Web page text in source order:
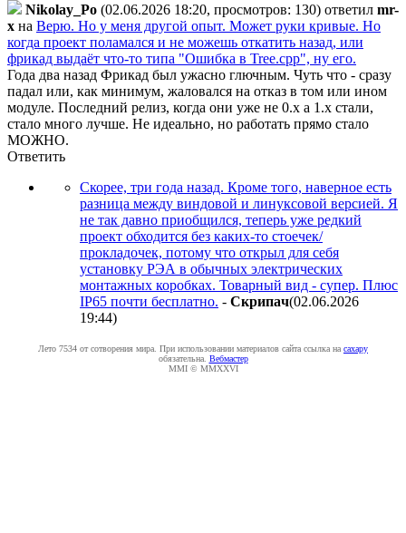
Nikolay_Po (02.06.2026 18:20, просмотров: 130) ответил mr-
x на Верю. Но у меня другой опыт. Может руки кривые. Но
когда проект поламался и не можешь откатить назад, или
фрикад выдаёт что-то типа "Ошибка в Tree.cpp", ну его.
Года два назад Фрикад был ужасно глючным. Чуть что - сразу
падал или, как минимум, жаловался на отказ в том или ином
модуле. Последний релиз, когда они уже не 0.х а 1.х стали,
стало много лучше. Не идеально, но работать прямо стало
МОЖНО.
Ответить
Скорее, три года назад. Кроме того, наверное есть
разница между виндовой и линуксовой версией. Я
не так давно приобщился, теперь уже редкий
проект обходится без каких-то стоечек/
прокладочек, потому что открыл для себя
установку РЭА в обычных электрических
монтажных коробках. Товарный вид - супер. Плюс
IP65 почти бесплатно. - Cкpипaч(02.06.2026
19:44)
Лето 7534 от сотворения мира. При использовании материалов сайта ссылка на caxapу
обязательна. Вебмастер
MMI © MMXXVI